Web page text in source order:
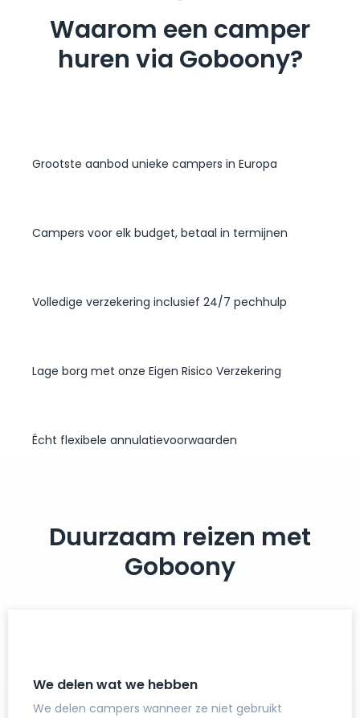
Waarom een camper
huren via Goboony?
Grootste aanbod unieke campers in Europa
Campers voor elk budget, betaal in termijnen
Volledige verzekering inclusief 24/7 pechhulp
Lage borg met onze Eigen Risico Verzekering
Écht flexibele annulatievoorwaarden
Duurzaam reizen met
Goboony
We delen wat we hebben
We delen campers wanneer ze niet gebruikt